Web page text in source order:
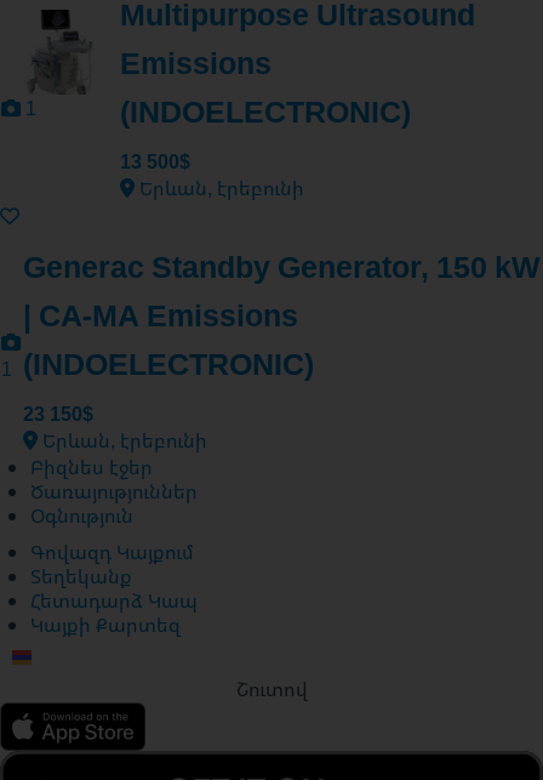
1
Multipurpose Ultrasound
Emissions
(INDOELECTRONIC)
13 500$
Երևան, էրեբունի
1
Generac Standby Generator, 150 kW
| CA-MA Emissions
(INDOELECTRONIC)
23 150$
Երևան, էրեբունի
Բիզնես էջեր
Ծառայություններ
Օգնություն
Գովազդ Կայքում
Տեղեկանք
Հետադարձ Կապ
Կայքի Քարտեզ
Շուտով